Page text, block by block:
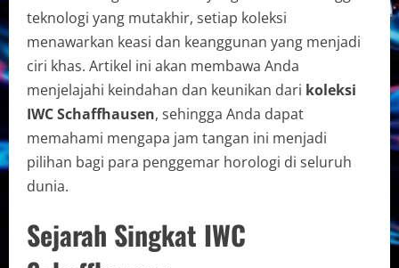
teknologi yang mutakhir, setiap koleksi
menawarkan keasi dan keanggunan yang menjadi
ciri khas. Artikel ini akan membawa Anda
menjelajahi keindahan dan keunikan dari koleksi
IWC Schaffhausen, sehingga Anda dapat
memahami mengapa jam tangan ini menjadi
pilihan bagi para penggemar horologi di seluruh
dunia.
Sejarah Singkat IWC